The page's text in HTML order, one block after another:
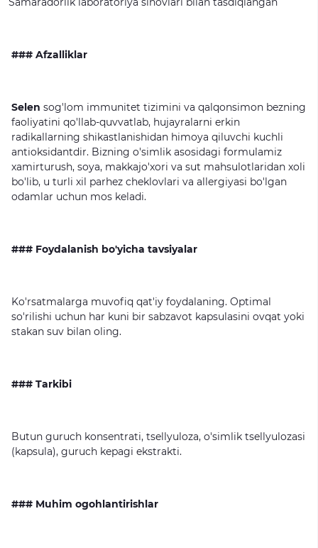
### Afzalliklar
Selen sog'lom immunitet tizimini va qalqonsimon bezning
faoliyatini qo'llab-quvvatlab, hujayralarni erkin
radikallarning shikastlanishidan himoya qiluvchi kuchli
antioksidantdir. Bizning o'simlik asosidagi formulamiz
xamirturush, soya, makkajo'xori va sut mahsulotlaridan xoli
bo'lib, u turli xil parhez cheklovlari va allergiyasi bo'lgan
odamlar uchun mos keladi.
### Foydalanish bo'yicha tavsiyalar
Ko'rsatmalarga muvofiq qat'iy foydalaning. Optimal
so'rilishi uchun har kuni bir sabzavot kapsulasini ovqat yoki
stakan suv bilan oling.
### Tarkibi
Butun guruch konsentrati, tsellyuloza, o'simlik tsellyulozasi
(kapsula), guruch kepagi ekstrakti.
### Muhim ogohlantirishlar